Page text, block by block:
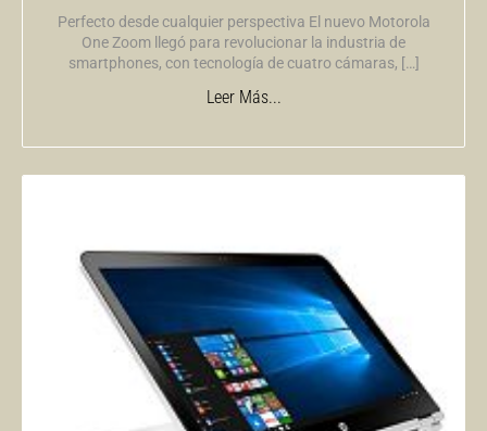
Perfecto desde cualquier perspectiva El nuevo Motorola
One Zoom llegó para revolucionar la industria de
smartphones, con tecnología de cuatro cámaras, […]
Leer Más...